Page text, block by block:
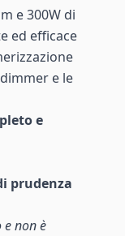
e 300W di
ed efficace
e le
e
prudenza
non è